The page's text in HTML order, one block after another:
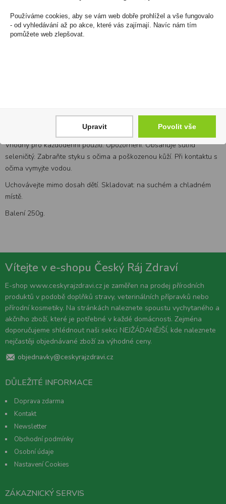
stimuluje růst vlasů, omezuje jejich padání a vznik lupů. Dodává
vlasům a pokožce zdravý vzhled.
Selenium Sulfide.
Použití: naneste na vlhké vlasy, vmasírujte, nakonec opláchněte.
Vhodný pro každodenní použití. Upozornění: Obsahuje sulfid
seleničitý. Zabraňte styku s očima a poškozenou kůží. Při kontaktu s
očima vymyjte vodou.
Uchovávejte mimo dosah dětí. Skladovat: na suchém a chladném
místě.
Balení 250g.
Vítejte v e-shopu Český Ráj Zdraví
E-shop www.ceskyrajzdravi.cz je zaměřen na prodej přírodních
produktů v podobě doplňků stravy, veterinálních přípravků nebo
přírodní kosmetiky. Na stránkách naleznete spoustu vychytaného a
akčního zboží, které je potřebné v každé domácnosti. Zejména
doporučujeme shlédnout naši sekci NEJŽÁDANĚJŠÍ, kde naleznete
nejčastěji objednávané zboží za výhodné ceny.
objednavky@ceskyrajzdravi.cz
DŮLEŽITÉ INFORMACE
Doprava zdarma
Kontakt
Newsletter
Obchodní podmínky
Osobní údaje
Nastavení Cookies
ZÁKAZNICKÝ SERVIS
Používáme cookies, aby se vám web dobře prohlížel a vše fungovalo
- od vyhledávání až po akce, které vás zajímají. Navíc nám tím
pomůžete web zlepšovat.
Upravit Povolit vše